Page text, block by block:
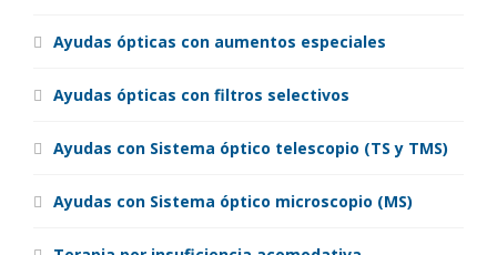
Ayudas ópticas con aumentos especiales
Ayudas ópticas con filtros selectivos
Ayudas con Sistema óptico telescopio (TS y TMS)
Ayudas con Sistema óptico microscopio (MS)